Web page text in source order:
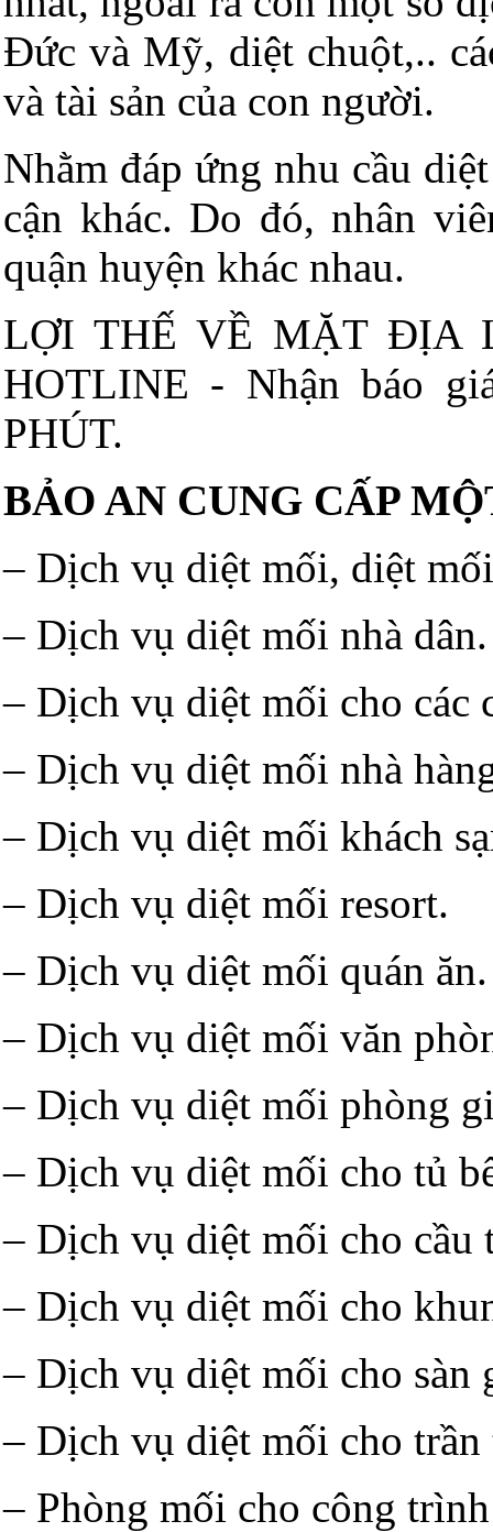
Đức và Mỹ, diệt chuột,..
và tài sản của con người.
Nhằm đáp ứng nhu cầu
cận khác. Do đó, nhân
quận huyện khác nhau.
LỢI THẾ VỀ MẶT ĐỊA
HOTLINE - Nhận báo
PHÚT.
BẢO AN CUNG CẤP
– Dịch vụ diệt mối, diệt
– Dịch vụ diệt mối nhà dân.
– Dịch vụ diệt mối cho các
– Dịch vụ diệt mối nhà
– Dịch vụ diệt mối khách
– Dịch vụ diệt mối resort.
– Dịch vụ diệt mối quán ăn.
– Dịch vụ diệt mối văn
– Dịch vụ diệt mối phòng
– Dịch vụ diệt mối cho tủ
– Dịch vụ diệt mối cho cầu
– Dịch vụ diệt mối cho
– Dịch vụ diệt mối cho sàn
– Dịch vụ diệt mối cho trần
– Phòng mối cho công